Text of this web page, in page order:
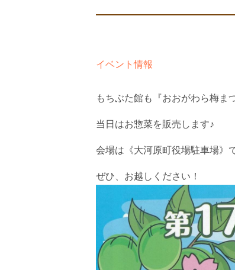
イベント情報
もちぶた館も『おおがわら梅ま
当日はお惣菜を販売します♪
会場は《大河原町役場駐車場》
ぜひ、お越しください！